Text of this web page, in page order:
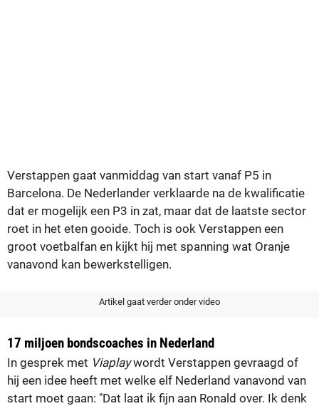
Verstappen gaat vanmiddag van start vanaf P5 in
Barcelona. De Nederlander verklaarde na de kwalificatie
dat er mogelijk een P3 in zat, maar dat de laatste sector
roet in het eten gooide. Toch is ook Verstappen een
groot voetbalfan en kijkt hij met spanning wat Oranje
vanavond kan bewerkstelligen.
Artikel gaat verder onder video
17 miljoen bondscoaches in Nederland
In gesprek met Viaplaywordt Verstappen gevraagd of
hij een idee heeft met welke elf Nederland vanavond van
start moet gaan: "Dat laat ik fijn aan Ronald over. Ik denk